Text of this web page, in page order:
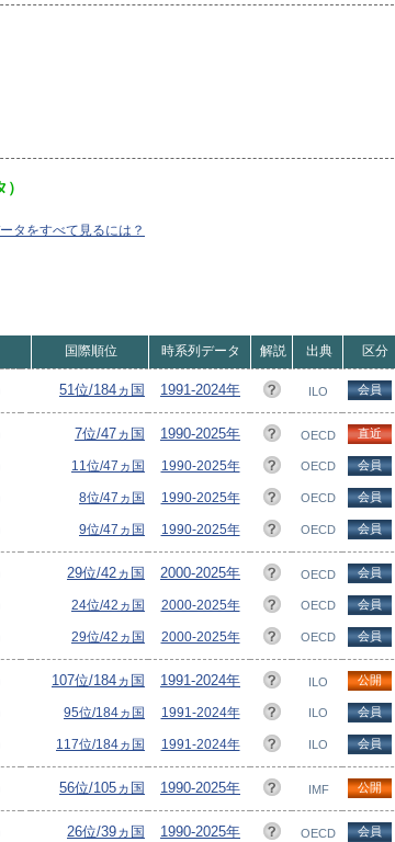
タをすべて見るには？
国際順位 時系列データ 解説 出典 区分
51位/184ヵ国 1991-2024年 ILO 会員
7位/47ヵ国 1990-2025年 OECD 直近
11位/47ヵ国 1990-2025年 OECD 会員
8位/47ヵ国 1990-2025年 OECD 会員
9位/47ヵ国 1990-2025年 OECD 会員
29位/42ヵ国 2000-2025年 OECD 会員
24位/42ヵ国 2000-2025年 OECD 会員
29位/42ヵ国 2000-2025年 OECD 会員
107位/184ヵ国 1991-2024年 ILO 公開
95位/184ヵ国 1991-2024年 ILO 会員
117位/184ヵ国 1991-2024年 ILO 会員
56位/105ヵ国 1990-2025年 IMF 公開
26位/39ヵ国 1990-2025年 OECD 会員